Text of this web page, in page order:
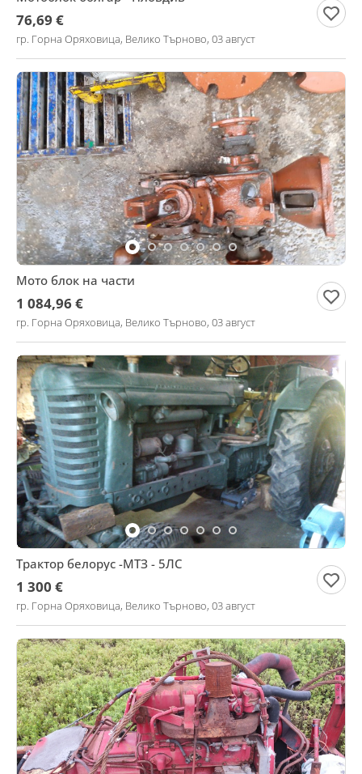
76,69 €
гр. Горна Оряховица, Велико Търново, 03 август
Мото блок на части
1 084,96 €
гр. Горна Оряховица, Велико Търново, 03 август
Трактор белорус -МТЗ - 5ЛС
1 300 €
гр. Горна Оряховица, Велико Търново, 03 август